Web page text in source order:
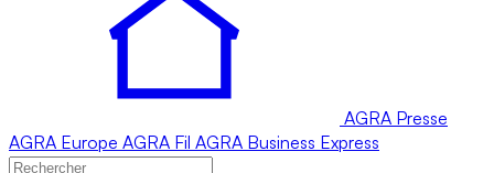
AGRA Presse
AGRA Europe AGRA Fil AGRA Business Express